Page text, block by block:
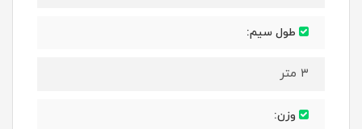
طول سیم:
۳ متر
وزن: